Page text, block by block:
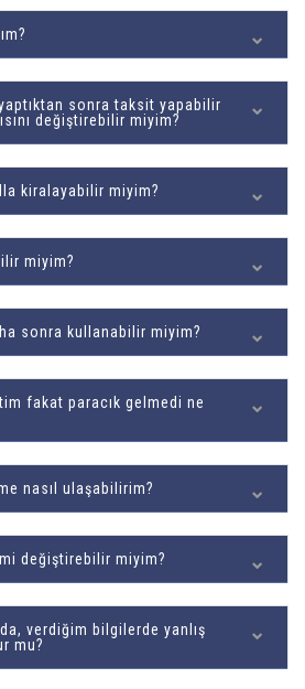
sonra taksit yapabilir
değiştirebilir miyim?
kiralayabilir miyim?
miyim?
sonra kullanabilir miyim?
fakat paracık gelmedi ne
nasıl ulaşabilirim?
değiştirebilir miyim?
verdiğim bilgilerde yanlış
mu?